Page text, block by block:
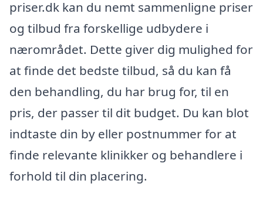
priser.dk kan du nemt sammenligne priser
og tilbud fra forskellige udbydere i
nærområdet. Dette giver dig mulighed for
at finde det bedste tilbud, så du kan få
den behandling, du har brug for, til en
pris, der passer til dit budget. Du kan blot
indtaste din by eller postnummer for at
finde relevante klinikker og behandlere i
forhold til din placering.